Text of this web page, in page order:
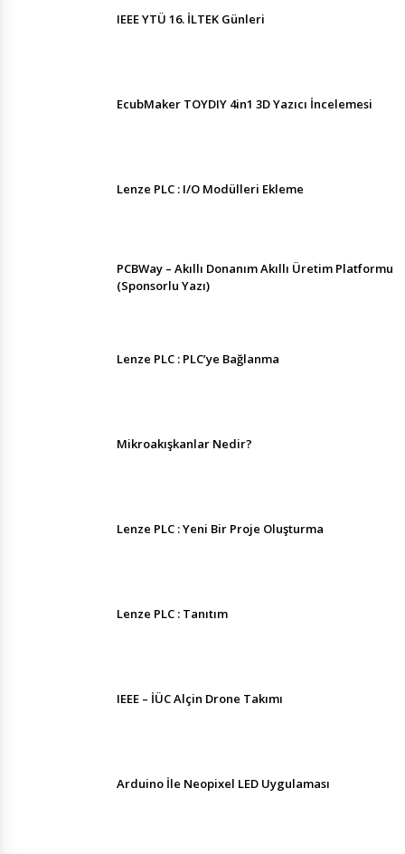
IEEE YTÜ 16. İLTEK Günleri
EcubMaker TOYDIY 4in1 3D Yazıcı İncelemesi
Lenze PLC : I/O Modülleri Ekleme
PCBWay – Akıllı Donanım Akıllı Üretim Platformu
(Sponsorlu Yazı)
Lenze PLC : PLC’ye Bağlanma
Mikroakışkanlar Nedir?
Lenze PLC : Yeni Bir Proje Oluşturma
Lenze PLC : Tanıtım
IEEE – İÜC Alçin Drone Takımı
Arduino İle Neopixel LED Uygulaması